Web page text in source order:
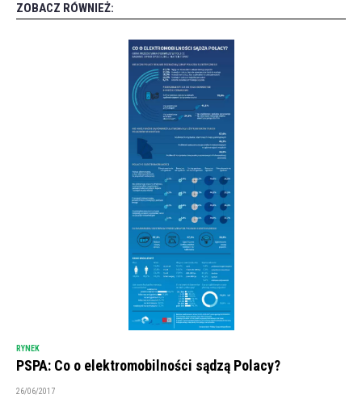
ZOBACZ RÓWNIEŻ:
RYNEK
PSPA: Co o elektromobilności sądzą Polacy?
26/06/2017